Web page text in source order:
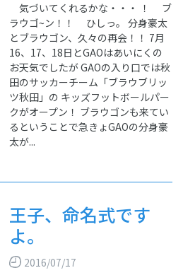
気づいてくれるかな・・・ ！ ブ
ラウゴ~ン！！ ひしっ。 分身豪太
とブラウゴン、久々の再会！！ 7月
16、17、18日とGAOはあいにくの
お天気でしたが GAOの入り口では秋
田のサッカーチーム「ブラウブリッ
ツ秋田」の キッズフットボールパー
クがオープン！ ブラウゴンも来てい
るということで急きょGAOの分身豪
太が...
王子、命名式です
よ。
2016/07/17